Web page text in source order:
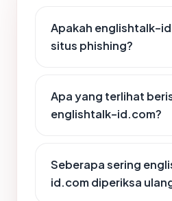
Apakah englishtalk-
situs phishing?
Apa yang terlihat
englishtalk-id.com?
Seberapa sering
id.com diperiksa